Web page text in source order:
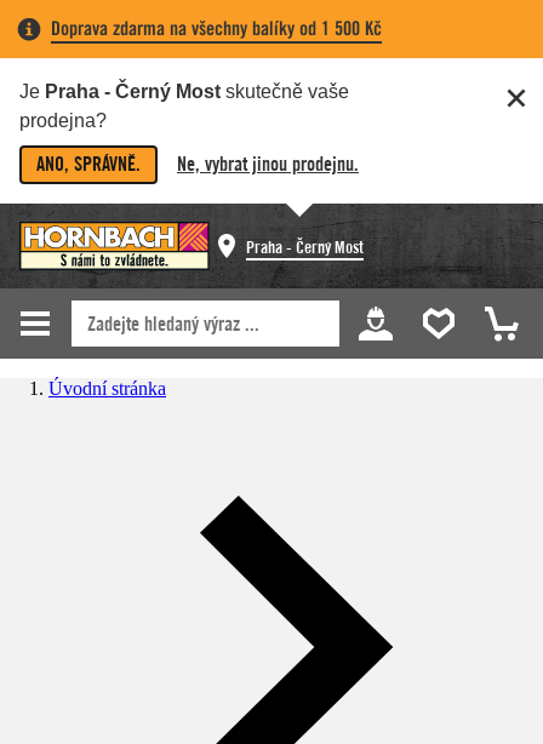
Doprava zdarma na všechny balíky od 1 500 Kč
Je Praha - Černý Most skutečně vaše
prodejna?
ANO, SPRÁVNĚ. Ne, vybrat jinou prodejnu.
Praha - Černý Most
Úvodní stránka